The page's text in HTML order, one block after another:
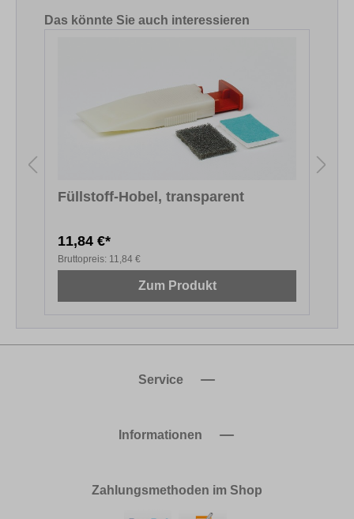
Produktgalerie überspringen
Das könnte Sie auch interessieren
Füllstoff-Hobel, transparent
11,84 €*
Bruttopreis: 11,84 €
Zum Produkt
Service
Informationen
Zahlungsmethoden im Shop